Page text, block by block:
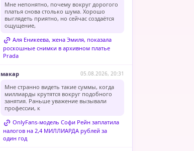
Мне непонятно, почему вокруг дорогого
платья снова столько шума. Хорошо
выглядеть приятно, но сейчас создаётся
ощущение,
Аля Еникеева, жена Эмиля, показала
роскошные снимки в архивном платье
Prada
макар 05.08.2026, 20:31
Мне странно видеть такие суммы, когда
миллиарды крутятся вокруг подобного
занятия. Раньше уважение вызывали
профессии, к
OnlyFans-модель Софи Рейн заплатила
налогов на 2,4 МИЛЛИАРДА рублей за
один год